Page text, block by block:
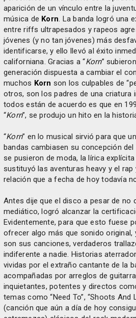
aparición de un vínculo entre la
música de Korn. La banda logró una
entre riffs ultrapesados y rapeos
jóvenes (y no tan jóvenes) más
identificarse, y ello llevó al éxito
californiana. Gracias a “Korn”
generación dispuesta a cambiar el
muchos Korn son los culpables de
otros, son los padres de una criatura
todos están de acuerdo es que en
“Korn”, se produjo un hito en la
“Korn” en lo musical sirvió para que
bandas cambiasen su concepción
se pusieron de moda, la lírica
sustituyó las aventuras heavy y el
relación que a fecha de hoy todavía
Antes dije que el disco a pesar de no
mediático, logró alcanzar la
Evidentemente, para que esto fuese
ofrecer algo más que sonido original,
son sus canciones, verdaderos
indiferente a nadie. Historias
vividas por el extraño cantante de la
acompañadas por arreglos de
inquietantes, potentes y directos
temas como “Need To”, “Shoots And
(canción que aún a día de hoy